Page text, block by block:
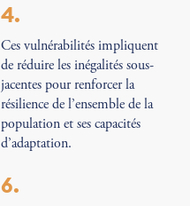
4.
Ces vulnérabilités impliquent
de réduire les inégalités sous-
jacentes pour renforcer la
résilience de l’ensemble de la
population et ses capacités
d’adaptation.
6.